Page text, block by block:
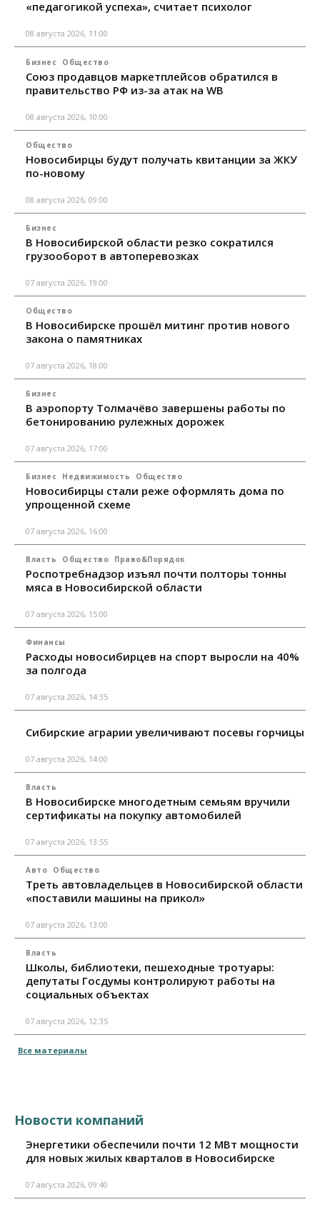
«педагогикой успеха», считает психолог
08 августа 2026, 11:00
Бизнес Общество
Союз продавцов маркетплейсов обратился в
правительство РФ из-за атак на WB
08 августа 2026, 10:00
Общество
Новосибирцы будут получать квитанции за ЖКУ
по-новому
08 августа 2026, 09:00
Бизнес
В Новосибирской области резко сократился
грузооборот в автоперевозках
07 августа 2026, 19:00
Общество
В Новосибирске прошёл митинг против нового
закона о памятниках
07 августа 2026, 18:00
Бизнес
В аэропорту Толмачёво завершены работы по
бетонированию рулежных дорожек
07 августа 2026, 17:00
Бизнес Недвижимость Общество
Новосибирцы стали реже оформлять дома по
упрощенной схеме
07 августа 2026, 16:00
Власть Общество Право&Порядок
Роспотребнадзор изъял почти полторы тонны
мяса в Новосибирской области
07 августа 2026, 15:00
Финансы
Расходы новосибирцев на спорт выросли на 40%
за полгода
07 августа 2026, 14:35
Сибирские аграрии увеличивают посевы горчицы
07 августа 2026, 14:00
Власть
В Новосибирске многодетным семьям вручили
сертификаты на покупку автомобилей
07 августа 2026, 13:55
Авто Общество
Треть автовладельцев в Новосибирской области
«поставили машины на прикол»
07 августа 2026, 13:00
Власть
Школы, библиотеки, пешеходные тротуары:
депутаты Госдумы контролируют работы на
социальных объектах
07 августа 2026, 12:35
Все материалы
Новости компаний
Энергетики обеспечили почти 12 МВт мощности
для новых жилых кварталов в Новосибирске
07 августа 2026, 09:40